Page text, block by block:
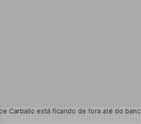
Carballo está ficando de fora até do